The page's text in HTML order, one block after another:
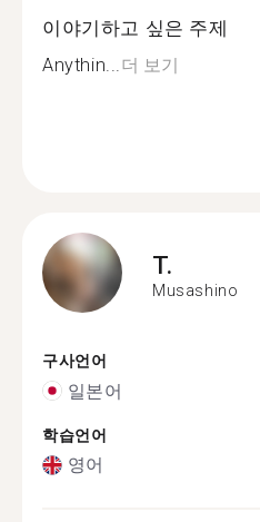
이야기하고 싶은 주제
Anythin...더 보기
T.
Musashino
구사언어
일본어
학습언어
영어